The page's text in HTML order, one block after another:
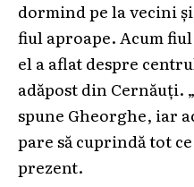
dormind pe la vecini
fiul aproape. Acum
el a aflat despre
adăpost din Cernăuți.
spune Gheorghe, iar
pare să cuprindă tot
prezent.